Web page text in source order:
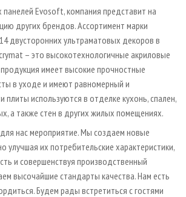
МАТЕРИАЛЫ
REVIEWEvosoft, компания представит на
других брендов. Ассортимент марки
двусторонних ультраматовых декоров в
– это высокотехнологичные акриловые
имеет высокие прочностные
в уходе и имеют равномерный и
плиты используются в отделке кухонь, спален,
а также стен в других жилых помещениях.
нас мероприятие. Мы создаем новые
улучшая их потребительские характеристики,
и совершенствуя производственный
высочайшие стандарты качества. Нам есть
Будем рады встретиться с гостями